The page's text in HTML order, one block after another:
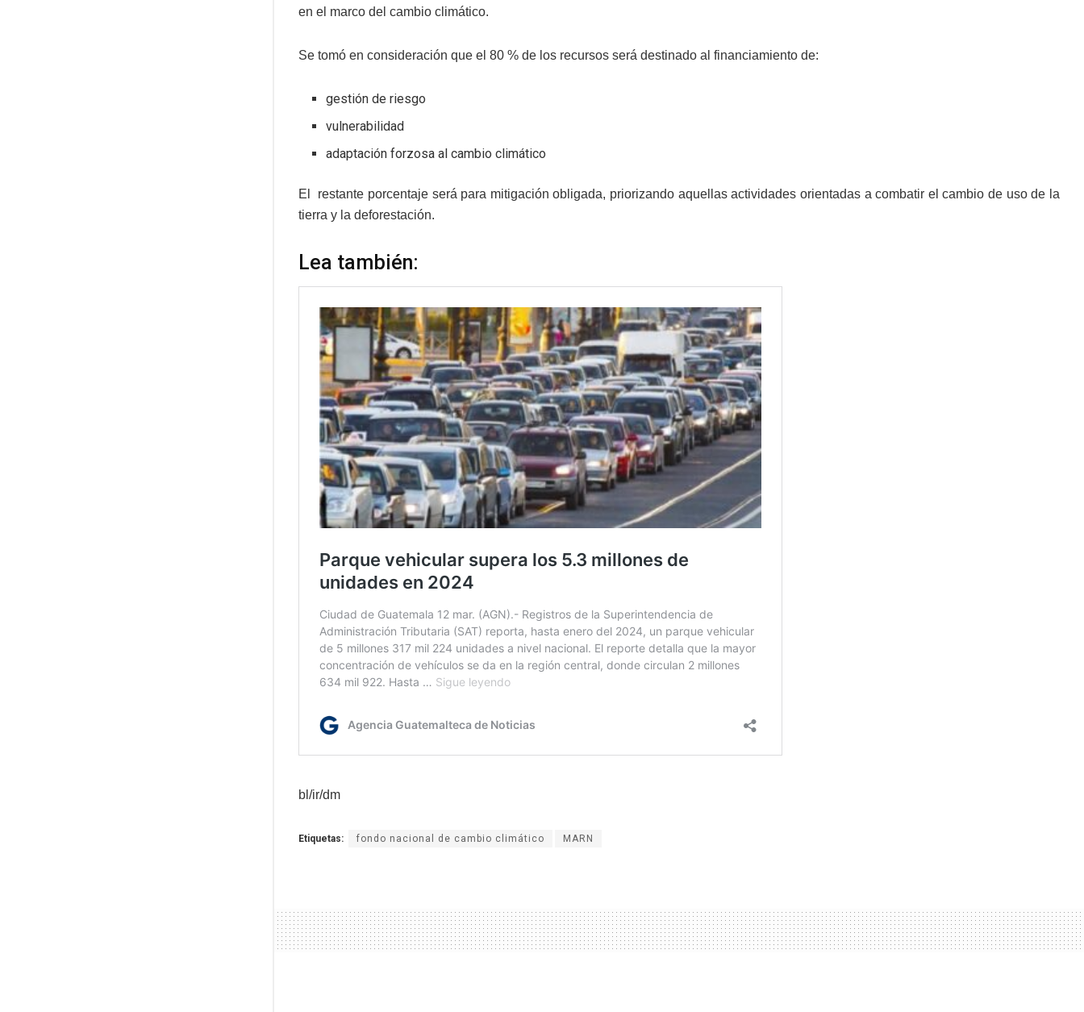
en el marco del cambio climático.
Se tomó en consideración que el 80 % de los recursos será destinado al financiamiento de:
gestión de riesgo
vulnerabilidad
adaptación forzosa al cambio climático
El restante porcentaje será para mitigación obligada, priorizando aquellas actividades orientadas a combatir el cambio de uso de la
tierra y la deforestación.
Lea también:
bl/ir/dm
Etiquetas: fondo nacional de cambio climático MARN